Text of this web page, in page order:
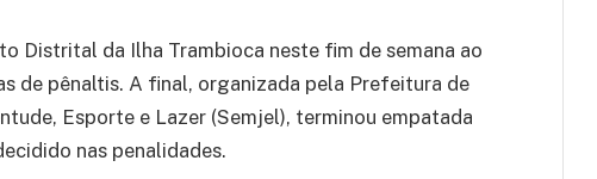
Distrital da Ilha Trambioca neste fim de semana ao
de pênaltis. A final, organizada pela Prefeitura de
Esporte e Lazer (Semjel), terminou empatada
nas penalidades.